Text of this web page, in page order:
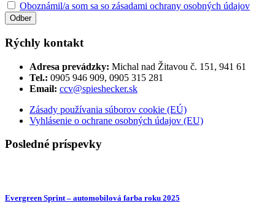
Oboznámil/a som sa so zásadami ochrany osobných údajov
Rýchly kontakt
Adresa prevádzky: Michal nad Žitavou č. 151, 941 61
Tel.: 0905 946 909, 0905 315 281
Email: ccv@spieshecker.sk
Zásady používania súborov cookie (EÚ)
Vyhlásenie o ochrane osobných údajov (EU)
Posledné príspevky
Evergreen Sprint – automobilová farba roku 2025